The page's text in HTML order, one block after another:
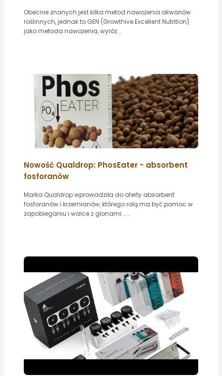
Obecnie znanych jest kilka metod nawożenia akwariów
roślinnych, jednak to GEN (Growthive Excellent Nutrition)
jako metoda nawożenia, wyróż...
Nowość Qualdrop: PhosEater - absorbent
fosforanów
Marka Qualdrop wprowadziła do oferty absorbent
fosforanów i krzemianów, którego rolą ma być pomoc w
zapobieganiu i walce z glonami......